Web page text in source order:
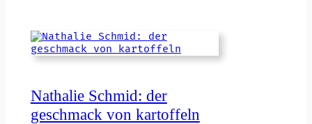
Nathalie Schmid: der
geschmack von kartoffeln